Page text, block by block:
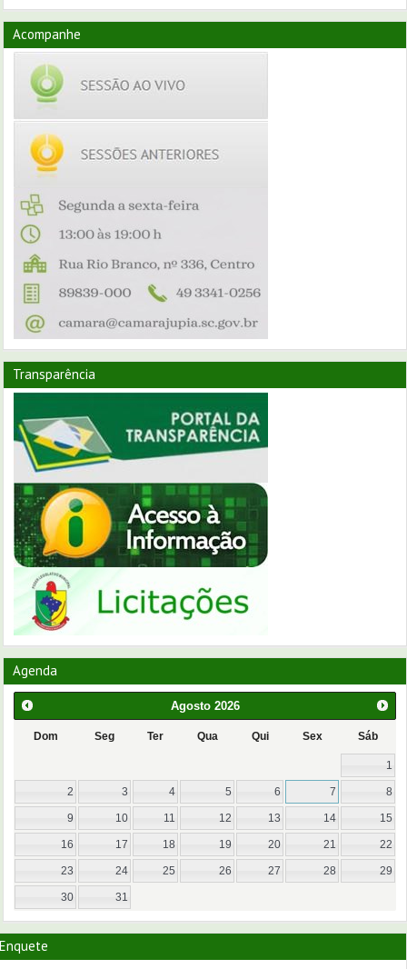
Acompanhe
Transparência
Agenda
Agosto 2026
Dom Seg Ter Qua Qui Sex Sáb
1
2 3 4 5 6 7 8
9 10 11 12 13 14 15
16 17 18 19 20 21 22
23 24 25 26 27 28 29
30 31
Enquete